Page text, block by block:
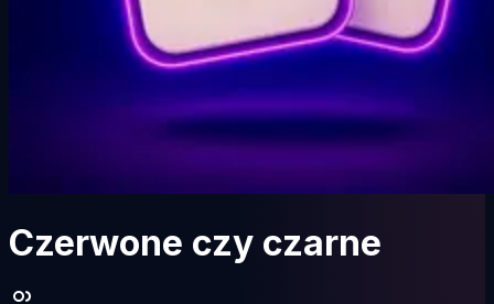
Czerwone czy czarne